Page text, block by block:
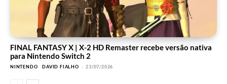
FINAL FANTASY X | X-2 HD Remaster recebe versão nativa
para Nintendo Switch 2
NINTENDO DAVID FIALHO - 23/07/2026